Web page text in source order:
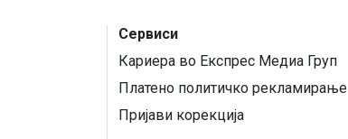
Сервиси
Кариера во Експрес Медиа Груп
Платено политичко рекламирање
Пријави корекција